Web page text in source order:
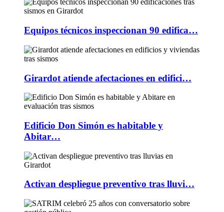
Equipos técnicos inspeccionan 90 edifica…
Girardot atiende afectaciones en edifici…
Edificio Don Simón es habitable y
Abitar…
Activan despliegue preventivo tras lluvi…